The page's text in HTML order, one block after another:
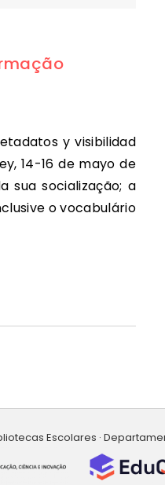
14-16 de mayo de
sua socialização; a
o vocabulário
Escolares ·